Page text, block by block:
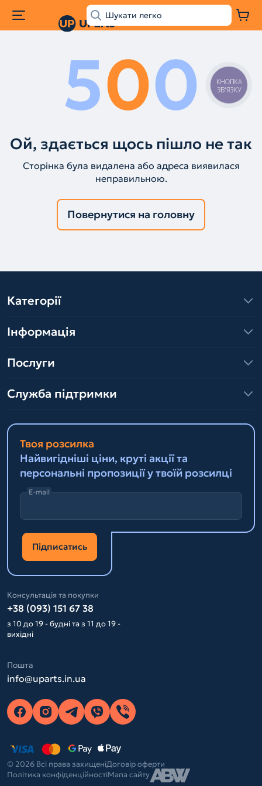
500
Ой, здається щось пішло не так
Сторінка була видалена або адреса виявилася
неправильною.
Повернутися на головну
Категорії
Інформація
Послуги
Служба підтримки
Твоя розсилка
Найвигідніші ціни, круті акції та
персональні пропозиції у твоїй розсилці
E-mail
Підписатись
Консультація та покупки
+38 (093) 151 67 38
з 10 до 19 - будні та з 11 до 19 -
вихідні
Пошта
info@uparts.in.ua
© 2026 Всі права захищеніДоговір оферти
Політика конфіденційностіМапа сайту
КНОПКА
ЗВ'ЯЗКУ